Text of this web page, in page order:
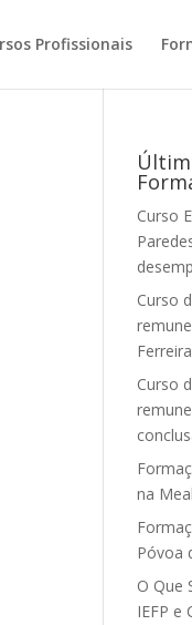
Profissionais
Curso
Curso
Ferreira
Curso
na
Póvoa
O Que
IEFP e